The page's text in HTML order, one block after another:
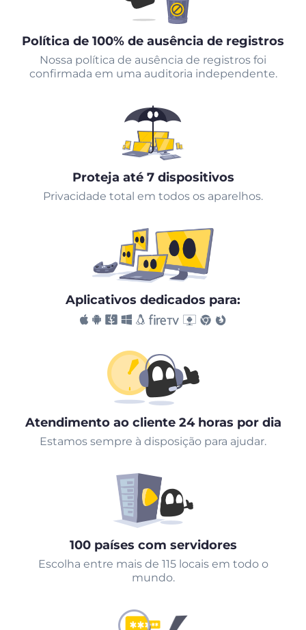
Política de 100% de ausência de registros
Nossa política de ausência de registros foi
confirmada em uma auditoria independente.
Proteja até 7 dispositivos
Privacidade total em todos os aparelhos.
Aplicativos dedicados para:
Atendimento ao cliente 24 horas por dia
Estamos sempre à disposição para ajudar.
100 países com servidores
Escolha entre mais de 115 locais em todo o
mundo.